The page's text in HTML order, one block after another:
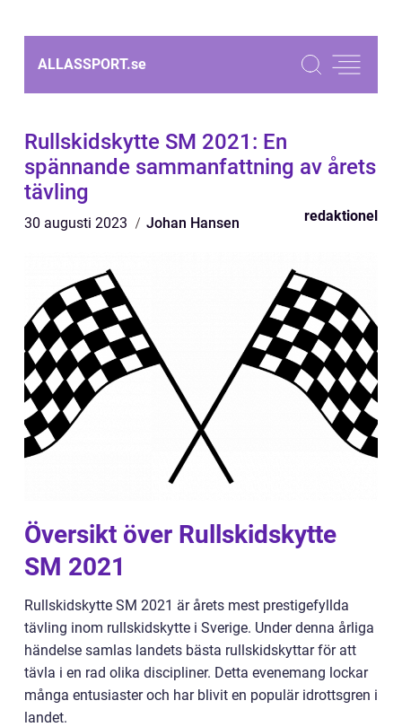
ALLASSPORT.se
Rullskidskytte SM 2021: En
spännande sammanfattning av årets
tävling
30 augusti 2023 Johan Hansen redaktionel
Översikt över Rullskidskytte
SM 2021
Rullskidskytte SM 2021 är årets mest prestigefyllda
tävling inom rullskidskytte i Sverige. Under denna årliga
händelse samlas landets bästa rullskidskyttar för att
tävla i en rad olika discipliner. Detta evenemang lockar
många entusiaster och har blivit en populär idrottsgren i
landet.